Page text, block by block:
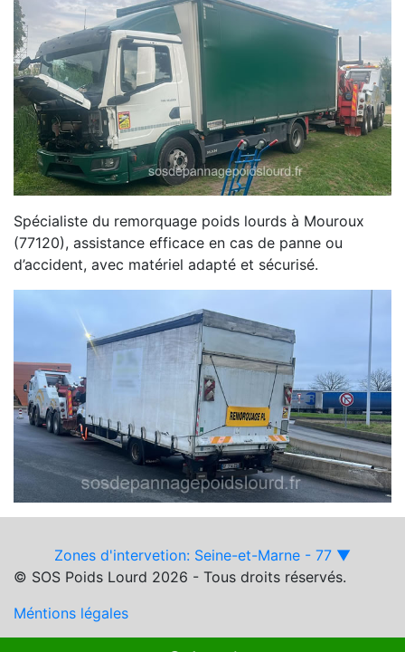
Spécialiste du remorquage poids lourds à Mouroux
(77120), assistance efficace en cas de panne ou
d’accident, avec matériel adapté et sécurisé.
Zones d'intervetion: Seine-et-Marne - 77 ▼
© SOS Poids Lourd 2026 - Tous droits réservés.
Méntions légales